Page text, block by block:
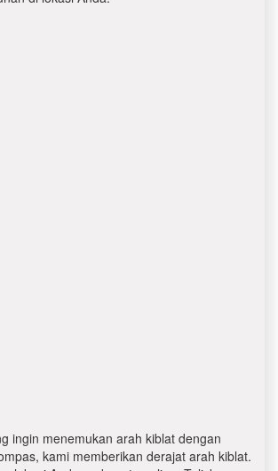
ingin menemukan arah kiblat dengan
kami memberikan derajat arah kiblat.